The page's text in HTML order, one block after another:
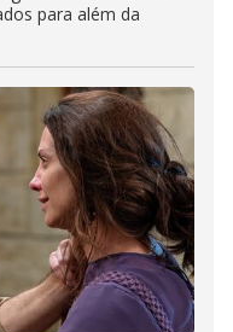
para além da